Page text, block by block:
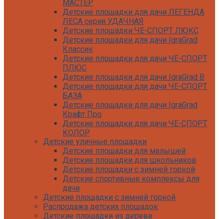
МАСТЕР
Детские площадки для дачи ЛЕГЕНДА
ЛЕСА серия УДАЧНАЯ
Детские площадки ЧЕ-СПОРТ ЛЮКС
Детские площадки для дачи IgraGrad
Классик
Детские площадки для дачи ЧЕ-СПОРТ
ПЛЮС
Детские площадки для дачи IgraGrad B
Детские площадки для дачи ЧЕ-СПОРТ
БАЗА
Детские площадки для дачи IgraGrad
Крафт Про
Детские площадки для дачи ЧЕ-СПОРТ
КОЛОР
Детские площадки для дачи IgraGrad С
Детские площадки для дачи ЧЕ-СПОРТ
КАРКАС
Детские площадки для дачи Савушка
КУБ
Детские уличные игровые площадки
для дачи IgraGrad К
Детские площадки для дачи IgraGrad W
Детские площадки для дачи Выше всех
Детские уличные площадки
Детские площадки для малышей
Детские площадки для школьников
Детские площадки с зимней горкой
Детские спортивные комплексы для
дачи
Детские площадки с зимней горкой
Распродажа детских площадок
Детские площадки из дерева